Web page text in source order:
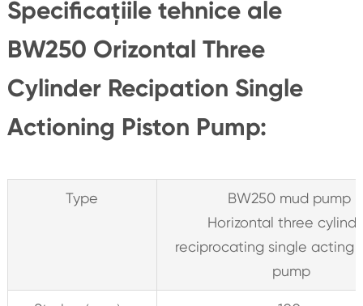
Specificațiile tehnice ale
BW250 Orizontal Three
Cylinder Recipation Single
Actioning Piston Pump:
Type
BW250 mud pump
Horizontal three
reciprocating single acting
pump